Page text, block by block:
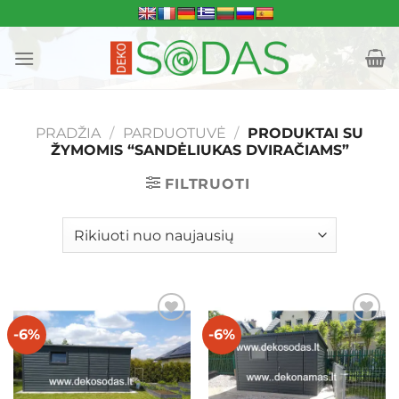
to
content
PRADŽIA / PARDUOTUVĖ / PRODUKTAI SU
ŽYMOMIS “SANDĖLIUKAS DVIRAČIAMS”
FILTRUOTI
-6% Mėgstamiausias -6% Mėgstamiausias